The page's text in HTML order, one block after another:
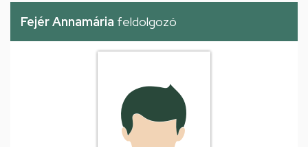
Fejér Annamária feldolgozó